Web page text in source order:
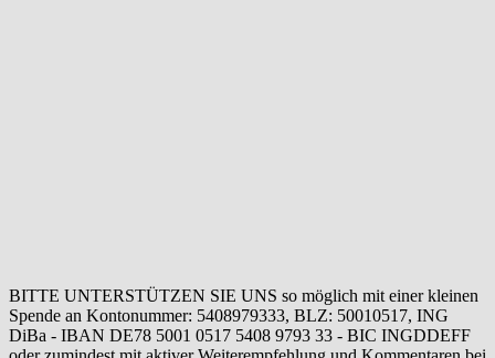
BITTE UNTERSTÜTZEN SIE UNS so möglich mit einer kleinen
Spende an Kontonummer: 5408979333, BLZ: 50010517, ING
DiBa - IBAN DE78 5001 0517 5408 9793 33 - BIC INGDDEFF